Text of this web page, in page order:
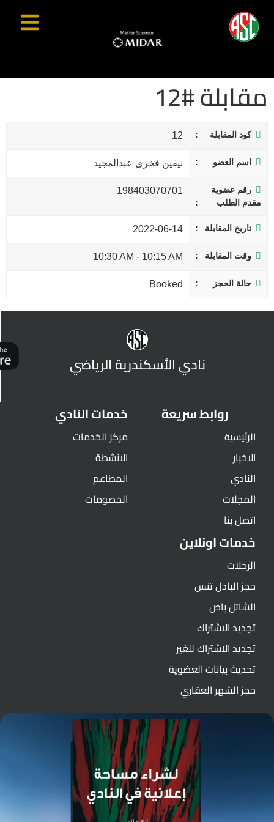
مقابلة #12
كود المقابلة 12
اسم العضو نيفين فخرى عبدالمجيد
رقم عضوية
مقدم الطلب
198403070701
تاريخ المقابلة 2022-06-14
وقت المقابلة 10:15 AM
-
10:30 AM
حالة الحجز Booked
نادي الأسكندرية الرياضي
روابط سريعة
الرئيسية
الاخبار
النادي
المجلات
اتصل بنا
خدمات النادي
مركز الخدمات
الانشطة
المطاعم
الخصومات
خدمات اونلاين
الرحلات
حجز البادل تنس
الشاتل باص
تجديد الاشتراك
تجديد الاشتراك للغير
تحديث بيانات العضوية
حجز الشهر العقاري